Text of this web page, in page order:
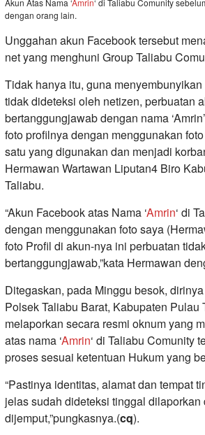
Akun Atas Nama ‘Amrin‘ di Taliabu Comunity
dengan orang lain.
Unggahan akun Facebook tersebut
net yang menghuni Group Taliabu
Tidak hanya itu, guna
tidak dideteksi oleh netizen, perbuatan
bertanggungjawab dengan nama
foto profilnya dengan menggunakan
satu yang digunakan dan menjadi
Hermawan Wartawan Liputan4 Biro
Taliabu.
“Akun Facebook atas Nama ‘Amrin‘ di
dengan menggunakan foto saya
foto Profil di akun-nya ini perbuatan
bertanggungjawab,”kata Hermawan
Ditegaskan, pada Minggu besok,
Polsek Taliabu Barat, Kabupaten Pulau
melaporkan secara resmi oknum yang
atas nama ‘Amrin‘ di Taliabu Comunity
proses sesuai ketentuan Hukum yang
“Pastinya identitas, alamat dan tempat
jelas sudah dideteksi tinggal dilaporkan
dijemput,”pungkasnya.(cq).